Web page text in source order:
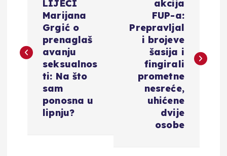
i
LIJEČI
Marijana
Grgić o
prenaglaš
avanju
seksualnos
ti: Na što
sam
ponosna u
lipnju?
akcija
FUP-a:
Prepravljal
i brojeve
šasija i
fingirali
prometne
nesreće,
uhićene
dvije
osobe